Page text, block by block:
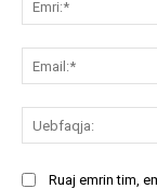
Ruaj emrin tim,